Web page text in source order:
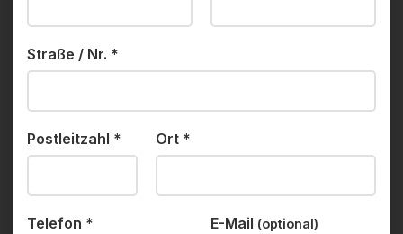
Straße / Nr. *
Postleitzahl * Ort *
Telefon * E-Mail (optional)